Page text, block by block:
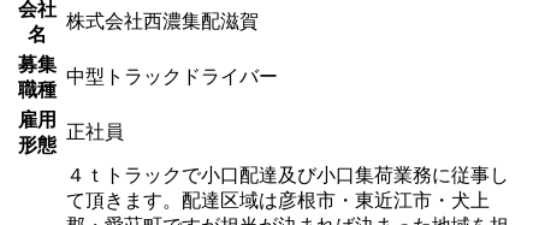
会社
名
株式会社西濃集配滋賀
募集
職種
中型トラックドライバー
雇用
形態
正社員
４ｔトラックで小口配達及び小口集荷業務に従事し
て頂きます。配達区域は彦根市・東近江市・犬上